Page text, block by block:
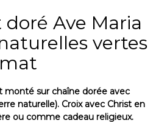
Ave Maria
vertes
monté sur chaîne dorée avec
naturelle). Croix avec Christ en
ou comme cadeau religieux.